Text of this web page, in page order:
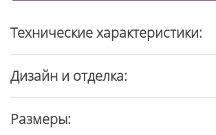
Технические характеристики:
Дизайн и отделка:
Размеры: